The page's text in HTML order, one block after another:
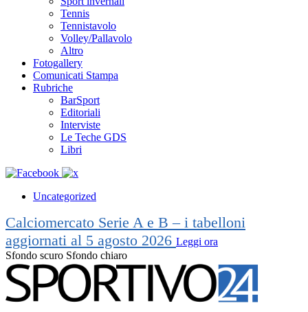
Tennis
Tennistavolo
Volley/Pallavolo
Altro
Fotogallery
Comunicati Stampa
Rubriche
BarSport
Editoriali
Interviste
Le Teche GDS
Libri
Uncategorized
Calciomercato Serie A e B – i tabelloni
aggiornati al 5 agosto 2026 Leggi ora
Sfondo scuro Sfondo chiaro